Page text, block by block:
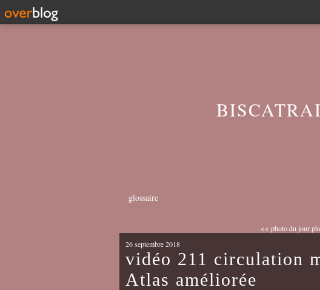
glossaire
<< photo du jour
26 septembre 2018
vidéo 211 circulation
Atlas améliorée